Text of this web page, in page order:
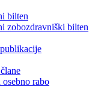
bilten
zobozdravniški bilten
osebno rabo